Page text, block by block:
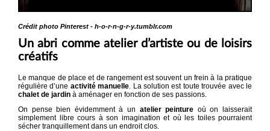
Crédit photo Pinterest - h-o-r-n-g-r-y.tumblr.com
Un abri comme atelier d’artiste ou de loisirs
créatifs
Le manque de place et de rangement est souvent un frein à la pratique
régulière d’une activité manuelle . La solution est toute trouvée avec le
chalet de jardin à aménager en fonction de ses passions.
On pense bien évidemment à un atelier peinture où on laisserait
simplement libre cours à son imagination et où les toiles pourraient
sécher tranquillement dans un endroit clos.